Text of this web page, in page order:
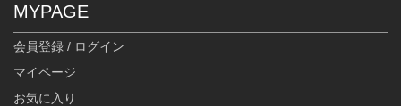
MYPAGE
会員登録 / ログイン
マイページ
お気に入り